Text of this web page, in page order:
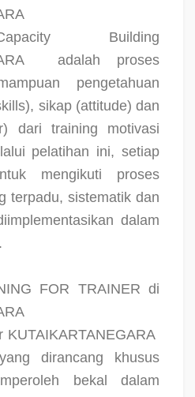
Building
adalah proses
pengetahuan
sikap (attitude) dan
dari training motivasi
pelatihan ini, setiap
mengikuti proses
terpadu, sistematik dan
dalam
FOR TRAINER di
KUTAIKARTANEGARA
dirancang khusus
bekal dalam